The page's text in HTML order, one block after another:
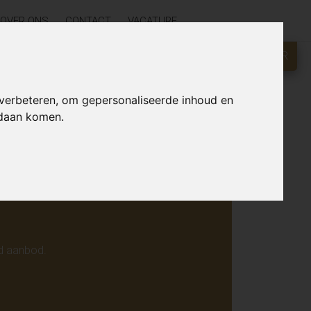
om gepersonaliseerde inhoud en
komen.
OVER ONS CONTACT VACATURE
KLIK HIER
online.
aanbod.